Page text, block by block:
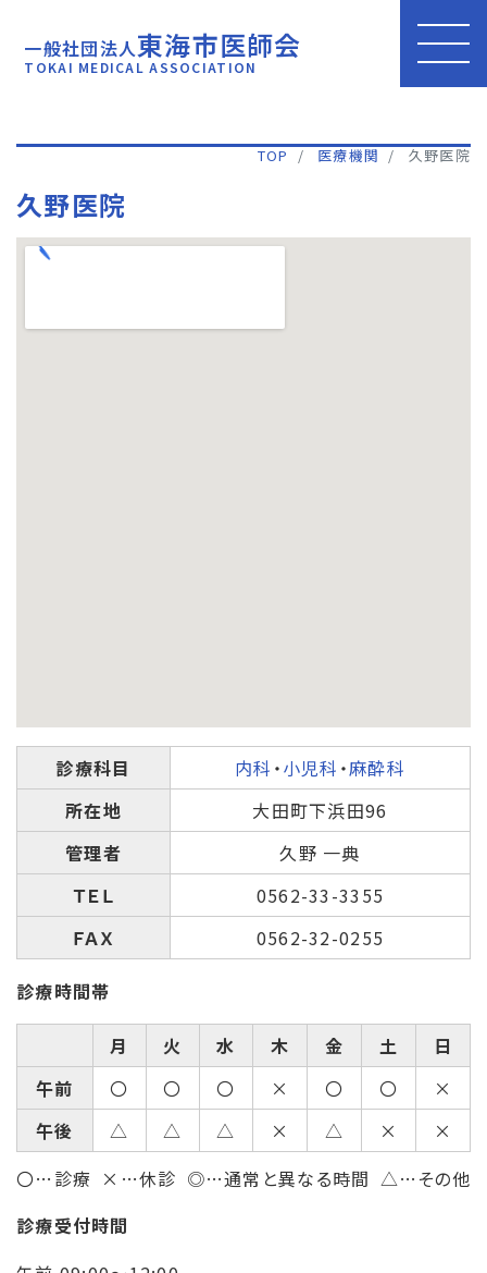
一般社団法人東海市医師会
TOKAI MEDICAL ASSOCIATION
TOP 医療機関 久野医院
久野医院
診療科目 内科 ・小児科 ・麻酔科
所在地
大田町下浜田96
管理者
久野 一典
ＴＥＬ
0562-33-3355
ＦＡＸ
0562-32-0255
診療時間帯
月 火 水 木 金 土
日
午前
〇 〇 〇 × 〇 〇
×
午後
△ △ △ × △ ×
×
〇…診療 ×…休診 ◎…通常と異なる時間 △…その他
診療受付時間